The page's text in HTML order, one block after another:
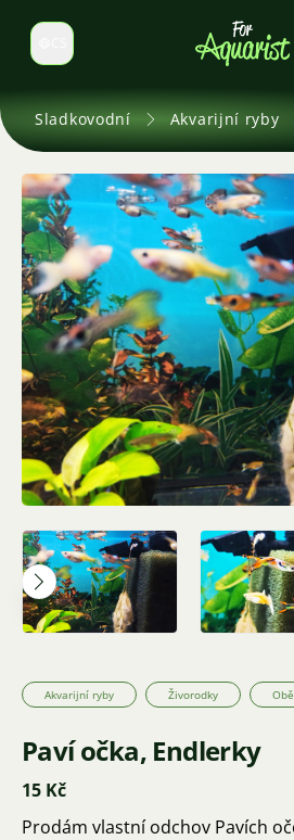
Select language
Sladkovodní Akvarijní ryby
Akvarijní ryby Živorodky Obě
Paví očka, Endlerky
15 Kč
Prodám vlastní odchov Pavích